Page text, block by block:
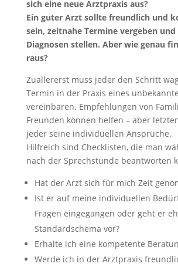
sich eine neue Arztpraxis aus?
Ein guter Arzt sollte freundlich und
sein, zeitnahe Termine vergeben
Diagnosen stellen. Aber wie genau
raus?
Zuallererst muss jeder den Schritt
Termin in der Praxis eines
vereinbaren. Empfehlungen von
Freunden können helfen – aber
jeder seine individuellen Ansprüche.
Hilfreich sind Checklisten, die man
nach der Sprechstunde beantworten
Hat der Arzt sich für mich Zeit
Ist er auf meine individuellen
Fragen eingegangen oder geht er
Standardschema vor?
Erhalte ich eine kompetente
Werde ich in der Arztpraxis